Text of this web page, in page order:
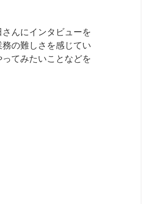
んにインタビューを
の難しさを感じてい
てみたいことなどを